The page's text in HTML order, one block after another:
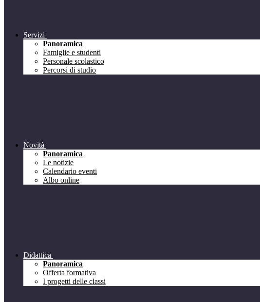
Servizi
Panoramica
Famiglie e studenti
Personale scolastico
Percorsi di studio
Novità
Panoramica
Le notizie
Calendario eventi
Albo online
Didattica
Panoramica
Offerta formativa
I progetti delle classi